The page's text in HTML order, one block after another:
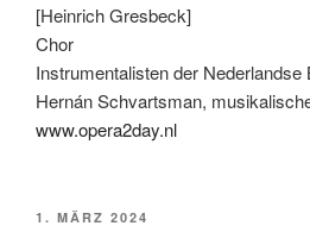
[Heinrich Gresbeck]
Chor
Instrumentalisten der Nederlandse
Hernán Schvartsman,
www.opera2day.nl
VERÖFFENTLICHT
1. MÄRZ 2024